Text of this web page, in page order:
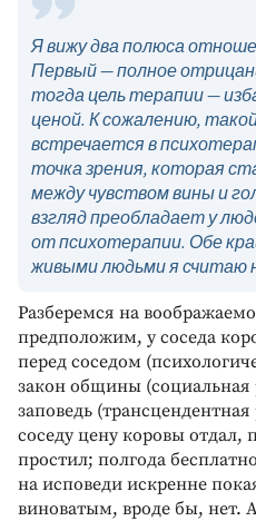
Я вижу два полюса
Первый — полное
тогда цель терапии —
ценой. К сожалению,
встречается в
точка зрения, которая
между чувством вины и
взгляд преобладает у
от психотерапии. Обе
живыми людьми я считаю
Разберемся на
предположим, у соседа
перед соседом
закон общины
заповедь
соседу цену коровы отдал,
простил; полгода
на исповеди искренне
виноватым, вроде бы, нет.